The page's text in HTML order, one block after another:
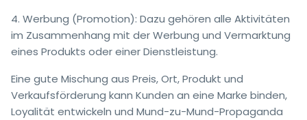
4. Werbung (Promotion): Dazu gehören alle Aktivitäten
im Zusammenhang mit der Werbung und Vermarktung
eines Produkts oder einer Dienstleistung.
Eine gute Mischung aus Preis, Ort, Produkt und
Verkaufsförderung kann Kunden an eine Marke binden,
Loyalität entwickeln und Mund-zu-Mund-Propaganda